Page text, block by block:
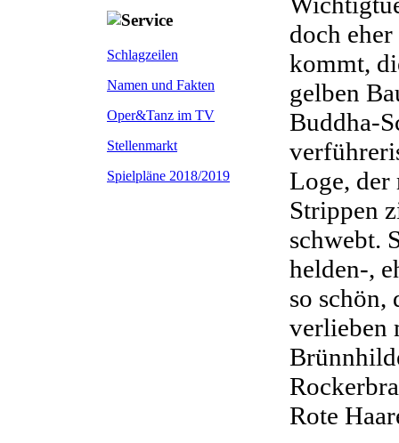
Schlagzeilen
Namen und Fakten
Oper&Tanz im TV
Stellenmarkt
Spielpläne 2018/2019
doch
kommt,
gelben
Buddha-
Loge, der
Strippen
schwebt.
helden-,
so schön,
verlieben
Rote